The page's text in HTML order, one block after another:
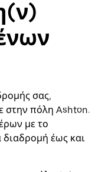
σας,
στην πόλη Ashton.
με το
διαδρομή έως και